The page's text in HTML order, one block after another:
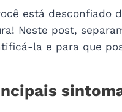
está desconfiado
Neste post,
la e para que